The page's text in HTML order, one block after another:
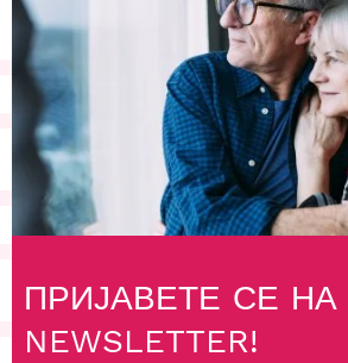
ПРИЈАВЕТЕ СЕ
NEWSLETTER!